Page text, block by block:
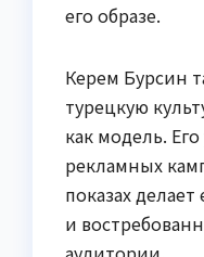
его образе.
Керем Бурсин
турецкую
как модель.
рекламных
показах
и